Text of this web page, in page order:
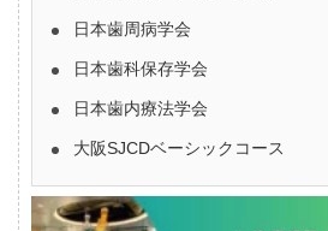
日本歯周病学会
日本歯科保存学会
日本歯内療法学会
大阪SJCDベーシックコース